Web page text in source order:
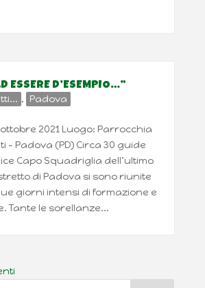
ESSERE D’ESEMPIO…”
, Padova
2021 Luogo: Parrocchia
– Padova (PD) Circa 30 guide
Capo Squadriglia dell’ultimo
di Padova si sono riunite
giorni intensi di formazione e
Tante le sorellanze...